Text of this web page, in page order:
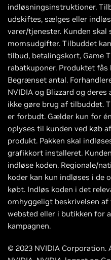
indløsningsinstruktioner.
udskiftes, sælges eller
varer/tjenester. Kunden skal
momsudgifter. Tilbuddet
tilbud, betalingskort, Game
rabatkuponer. Produktet fås
Begrænset antal.
NVIDIA og Blizzard og
ikke gøre brug af tilbuddet.
er forbudt. Gælder kun for
oplyses til kunden ved køb
produkt. Pakken skal
grafikkort installeret.
indløse koden. Regionale/
koder kan kun indløses i de
købt. Indløs koden i det
omhyggeligt beskrivelsen af
websted eller i butikken for
kampagnen.
© 2023 NVIDIA